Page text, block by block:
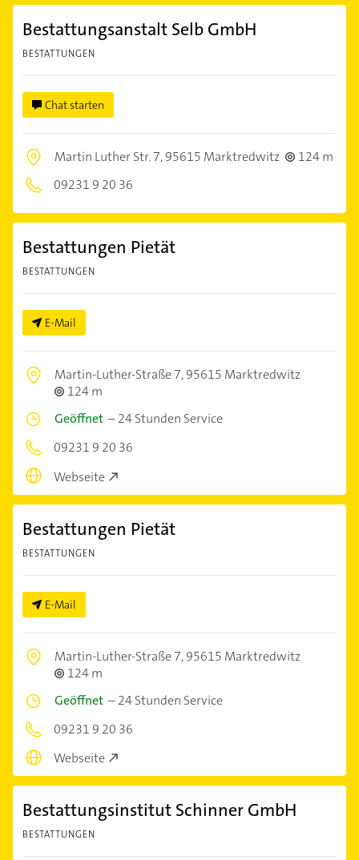
Bestattungsanstalt Selb GmbH
BESTATTUNGEN
Chat starten
Martin Luther Str. 7,95615 Marktredwitz
124 m
09231 9 20 36
Bestattungen Pietät
BESTATTUNGEN
E-Mail
Martin-Luther-Straße 7,95615 Marktredwitz
124 m
Geöffnet –24 Stunden Service
09231 9 20 36
Webseite
Bestattungen Pietät
BESTATTUNGEN
E-Mail
Martin-Luther-Straße 7,95615 Marktredwitz
124 m
Geöffnet –24 Stunden Service
09231 9 20 36
Webseite
Bestattungsinstitut Schinner GmbH
BESTATTUNGEN